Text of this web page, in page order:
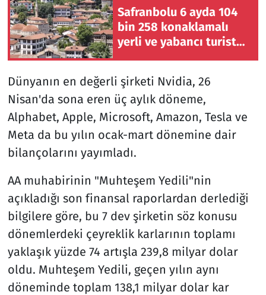
Safranbolu 6 ayda 104
bin 258 konaklamalı
yerli ve yabancı turist
Dünyanın en değerli şirketi Nvidia, 26
Nisan'da sona eren üç aylık döneme,
Alphabet, Apple, Microsoft, Amazon, Tesla ve
Meta da bu yılın ocak-mart dönemine dair
bilançolarını yayımladı.
AA muhabirinin "Muhteşem Yedili"nin
açıkladığı son finansal raporlardan derlediği
bilgilere göre, bu 7 dev şirketin söz konusu
dönemlerdeki çeyreklik karlarının toplamı
yaklaşık yüzde 74 artışla 239,8 milyar dolar
oldu. Muhteşem Yedili, geçen yılın aynı
döneminde toplam 138,1 milyar dolar kar
Teknoloji ve Bilim
Televizyon